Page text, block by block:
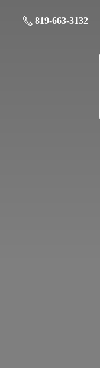
819-663-3132